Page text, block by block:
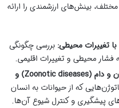
بینش‌های ارزشمندی را ارائه
با تغییرات محیطی: بررسی چگونگی
فشار محیطی و تغییرات اقلیمی.
بیماری‌های مشترک انسان و دام (Zoonotic diseases) و
که از حیوانات به انسان
پیشگیری و کنترل شیوع آن‌ها.